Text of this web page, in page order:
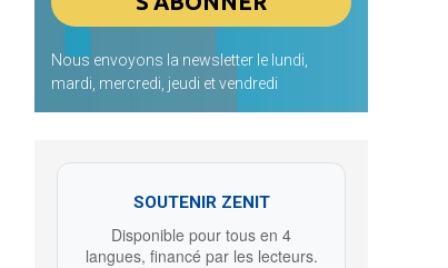
Nous envoyons la newsletter le lundi,
mardi, mercredi, jeudi et vendredi
SOUTENIR ZENIT
Disponible pour tous en 4
langues, financé par les lecteurs.